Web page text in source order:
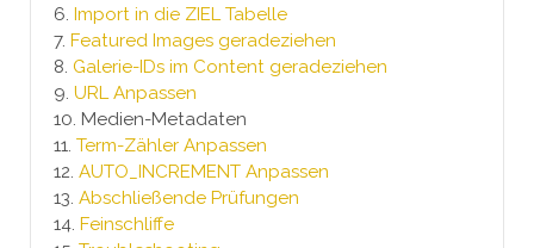
6. Import in die ZIEL Tabelle
7. Featured Images geradeziehen
8. Galerie-IDs im Content geradeziehen
9. URL Anpassen
10. Medien-Metadaten
11. Term-Zähler Anpassen
12. AUTO_INCREMENT Anpassen
13. Abschließende Prüfungen
14. Feinschliffe